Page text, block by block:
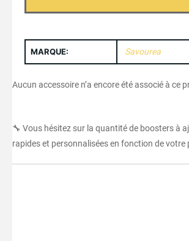
MARQUE: Savourea
Aucun accessoire n’a encore été associé à ce
🔧 Vous hésitez sur la quantité de boosters à
rapides et personnalisées en fonction de